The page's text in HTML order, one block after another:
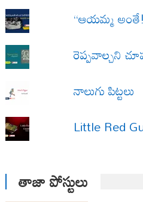
“ఆయమ్మ
రెప్పవాల్చని
నాలుగు పిట్టలు
Little Red
తాజా పోస్టులు